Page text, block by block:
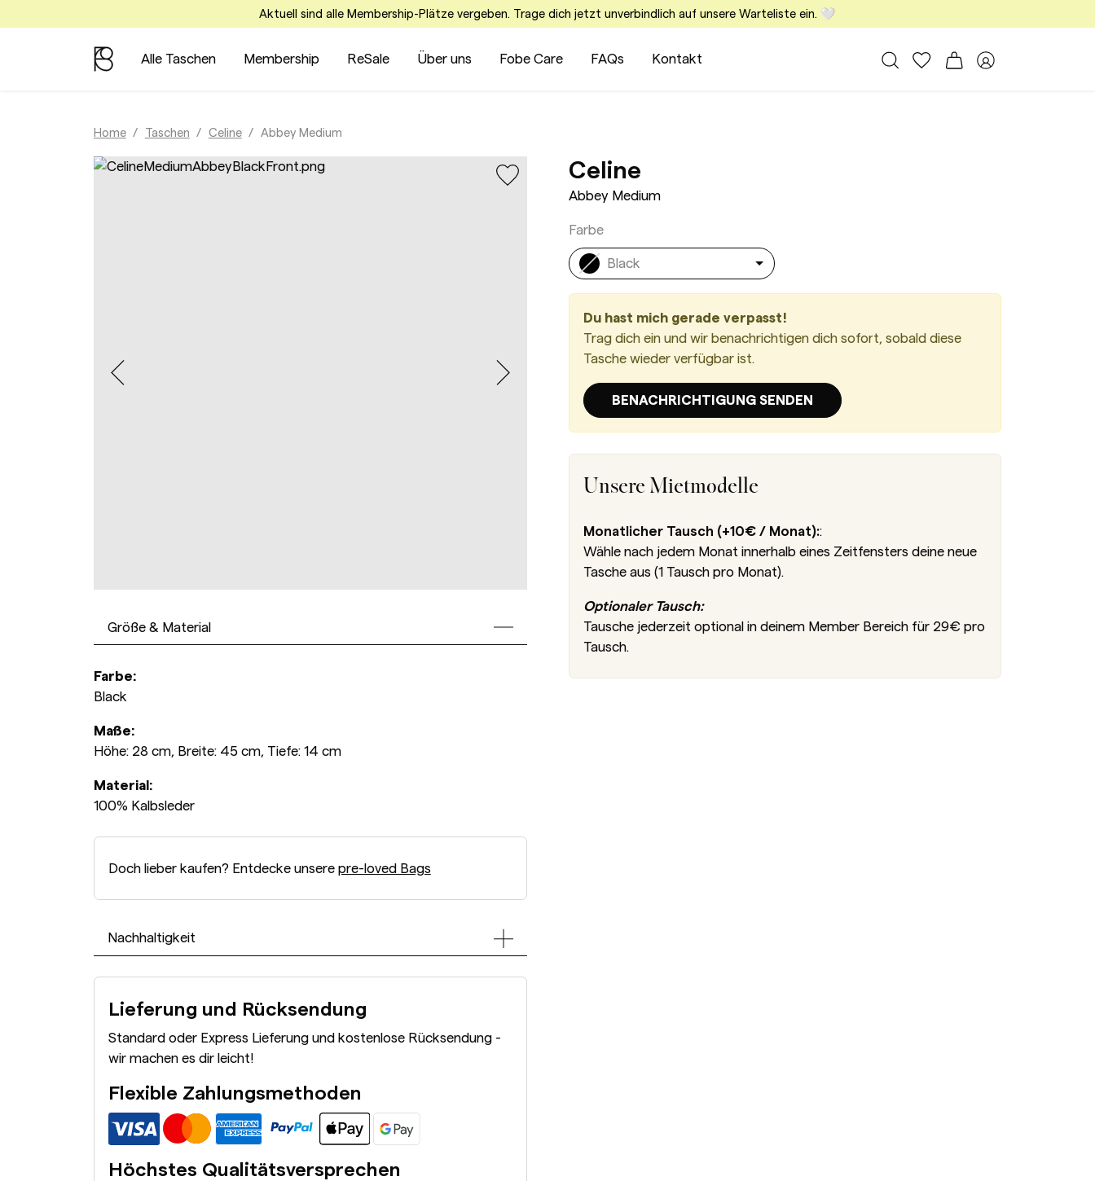
Aktuell sind alle Membership-Plätze vergeben. Trage dich jetzt unverbindlich auf unsere Warteliste ein. 🤍
Alle Taschen Membership ReSale Über uns Fobe Care FAQs Kontakt Alle Taschen
Meine Favoriten
WarenkorbMember Bereich
Home Taschen Celine Abbey Medium
Größe & Material
Farbe:
Black
Maße:
Höhe: 28 cm, Breite: 45 cm, Tiefe: 14 cm
Material:
100% Kalbsleder
Doch lieber kaufen? Entdecke unsere pre-loved Bags
Nachhaltigkeit
Lieferung und Rücksendung
Standard oder Express Lieferung und kostenlose Rücksendung -
wir machen es dir leicht!
Flexible Zahlungsmethoden
Höchstes Qualitätsversprechen
CelineAbbey Medium Black
Abbey Medium
Farbe
Black
Du hast mich gerade verpasst!
Trag dich ein und wir benachrichtigen dich sofort, sobald diese
Tasche wieder verfügbar ist.
BENACHRICHTIGUNG SENDEN
Unsere Mietmodelle
Monatlicher Tausch (+10€ / Monat)::
Wähle nach jedem Monat innerhalb eines Zeitfensters deine neue
Tasche aus (1 Tausch pro Monat).
Optionaler Tausch:
Tausche jederzeit optional in deinem Member Bereich für 29€ pro
Tausch.